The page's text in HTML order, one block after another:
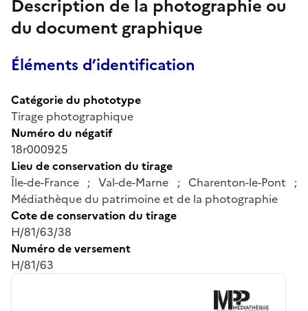
Description de la photographie ou
du document graphique
Éléments d’identification
Catégorie du phototype
Tirage photographique
Numéro du négatif
18r000925
Lieu de conservation du tirage
Île-de-France ; Val-de-Marne ; Charenton-le-Pont ;
Médiathèque du patrimoine et de la photographie
Cote de conservation du tirage
H/81/63/38
Numéro de versement
H/81/63